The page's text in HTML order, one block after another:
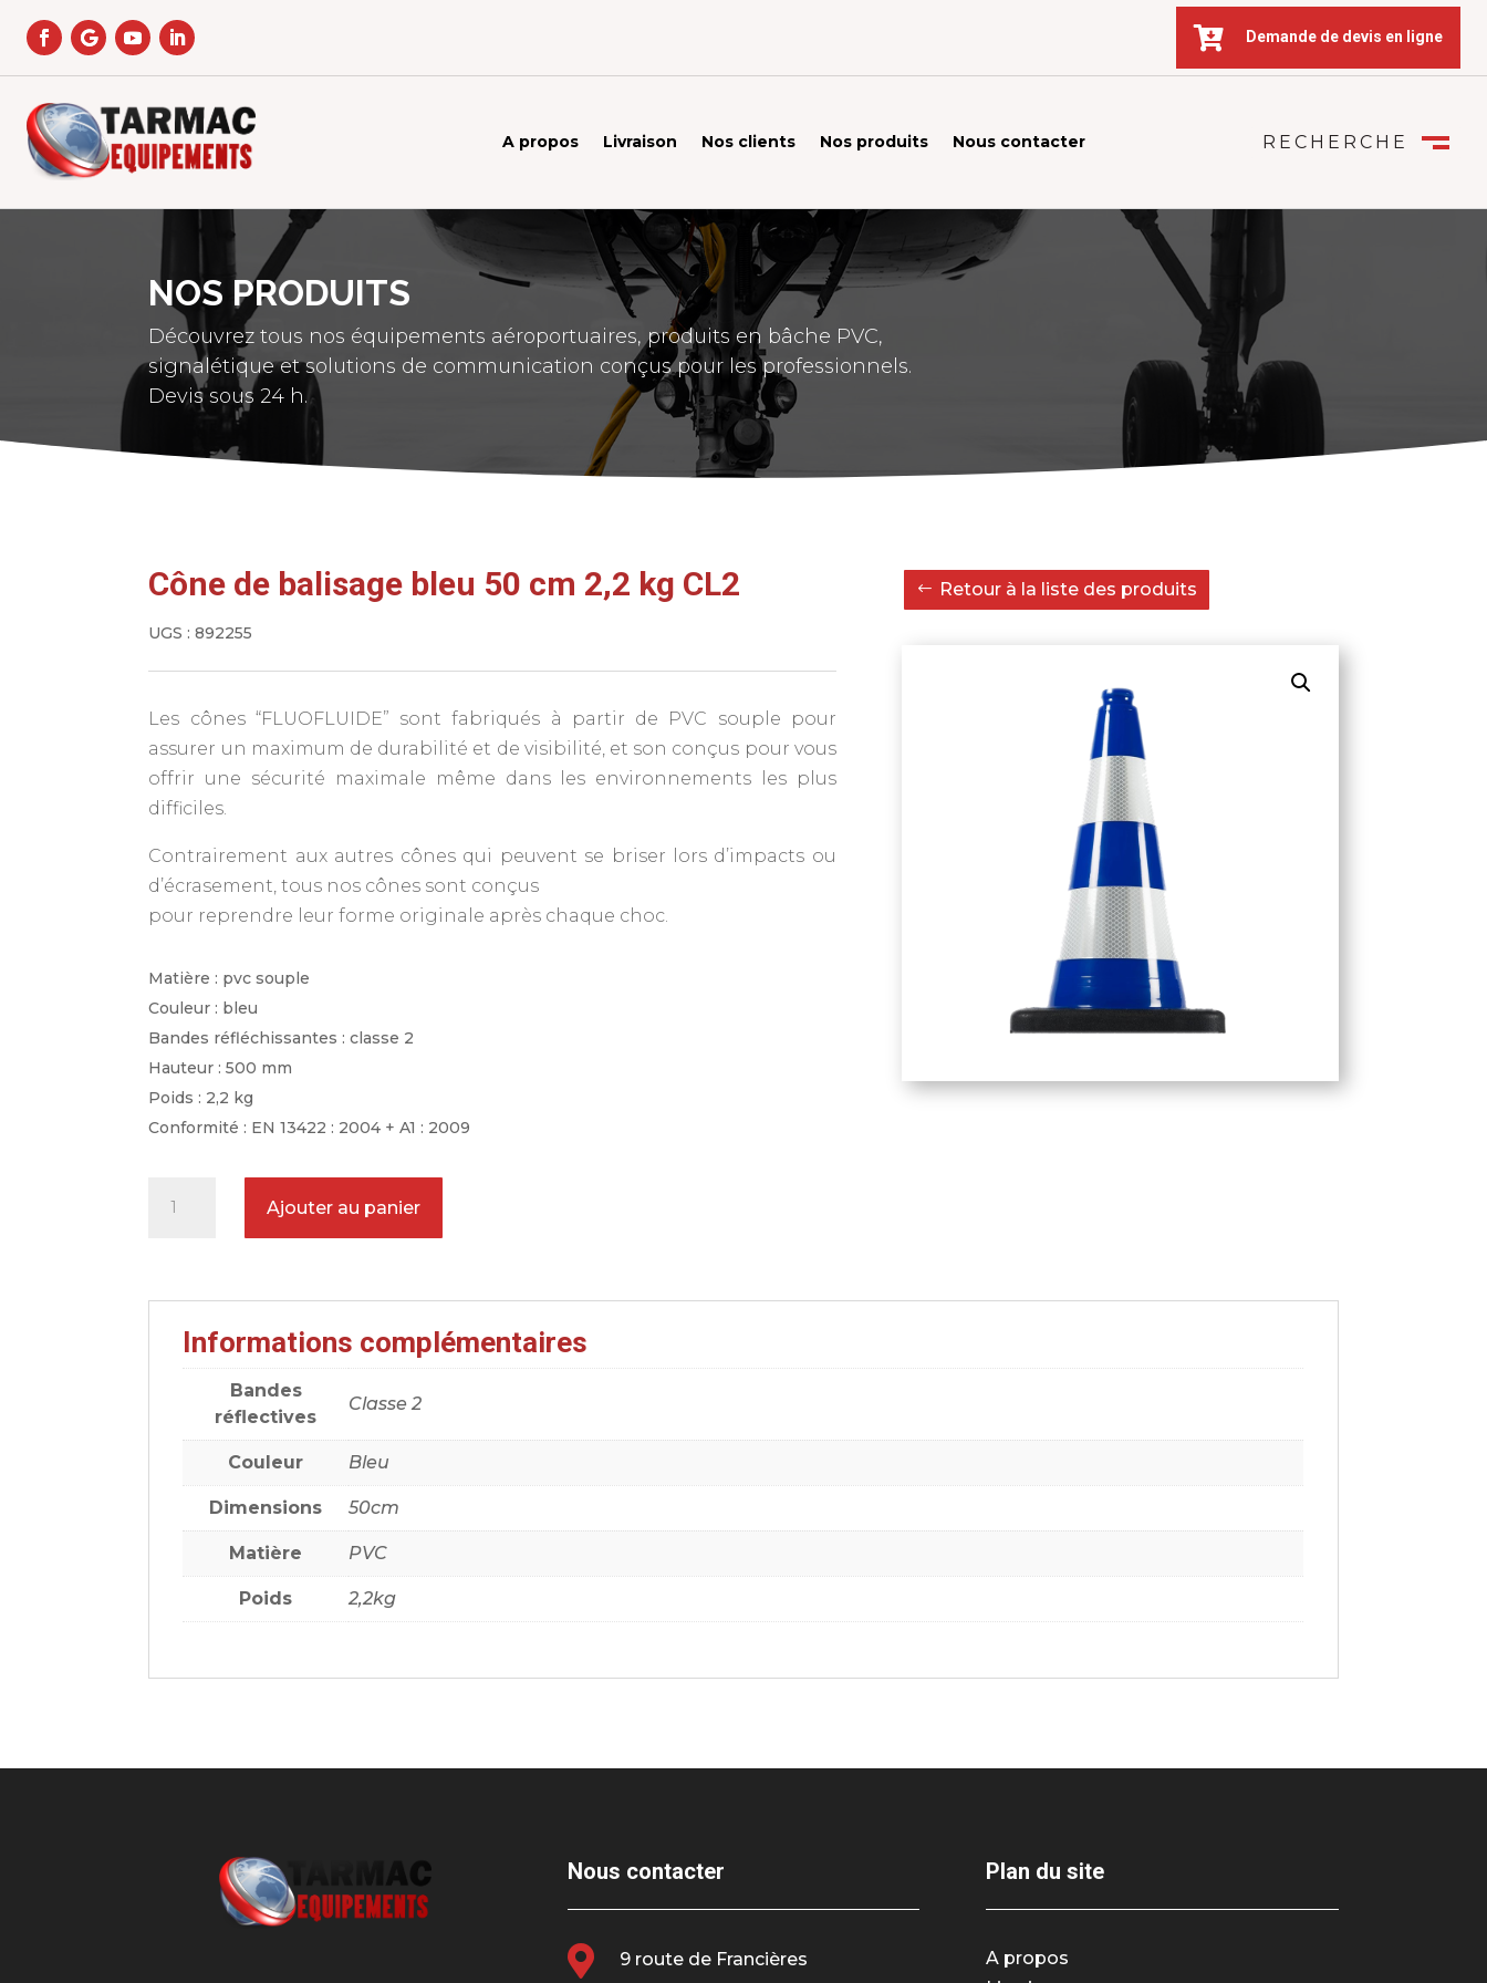
 Demande de devis en ligne
A propos Livraison Nos clients Nos produits Nous contacter
RECHERCHE
NOS PRODUITS
Découvrez tous nos équipements aéroportuaires, produits en bâche PVC,
signalétique et solutions de communication conçus pour les professionnels.
Devis sous 24 h.
Cône de balisage bleu 50 cm 2,2 kg CL2
UGS :892255
Les cônes “FLUOFLUIDE” sont fabriqués à partir de PVC souple pour
assurer un maximum de durabilité et de visibilité, et son conçus pour vous
offrir une sécurité maximale même dans les environnements les plus
difficiles.
Contrairement aux autres cônes qui peuvent se briser lors d’impacts ou
d’écrasement, tous nos cônes sont conçus
pour reprendre leur forme originale après chaque choc.
Matière : pvc souple
Couleur : bleu
Bandes réfléchissantes : classe 2
Hauteur : 500 mm
Poids : 2,2 kg
Conformité : EN 13422 : 2004 + A1 : 2009
CL2
Ajouter au panier
Retour à la liste des produits
Informations complémentaires
Bandes
réflectives
Classe 2
Couleur Bleu
Dimensions 50cm
Matière PVC
Poids 2,2kg
Nous contacter

9 route de Francières
Plan du site
A propos